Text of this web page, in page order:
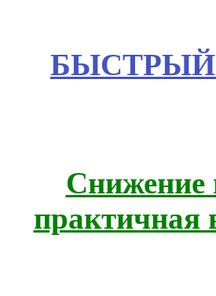
БЫСТРЫЙ
Снижение
практичная